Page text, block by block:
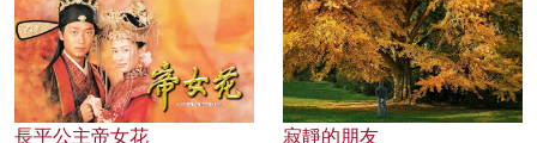
長平公主帝女花 寂靜的朋友